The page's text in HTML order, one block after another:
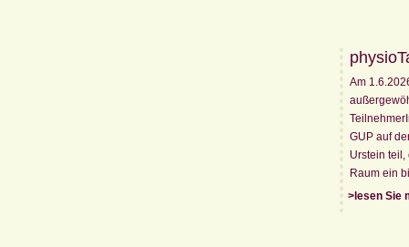
>lesen Sie
Am
GUP auf
Urstein teil,
Raum ein